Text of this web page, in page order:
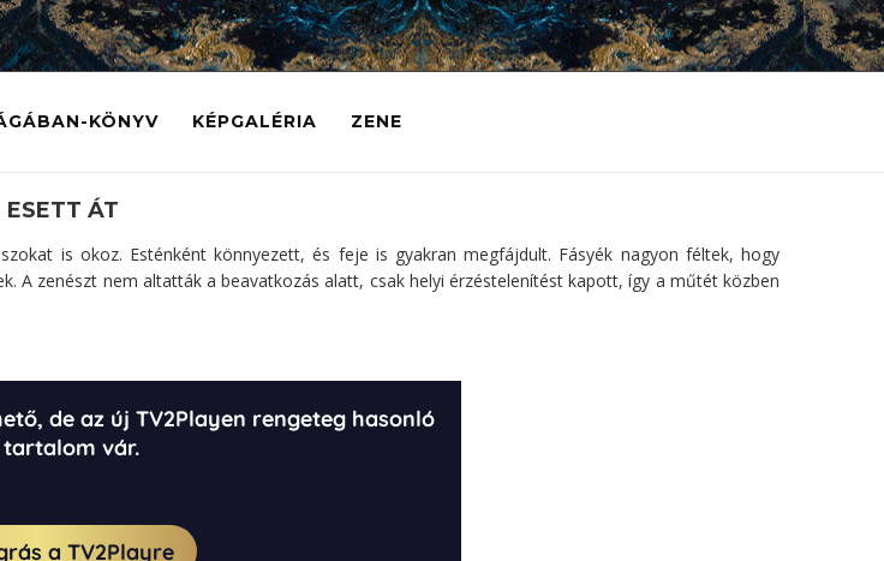
KÖNYV KÉPGALÉRIA ZENE
ESETT ÁT
is okoz. Esténként könnyezett, és feje is gyakran megfájdult. Fásyék nagyon féltek, hogy
zenészt nem altatták a beavatkozás alatt, csak helyi érzéstelenítést kapott, így a műtét közben